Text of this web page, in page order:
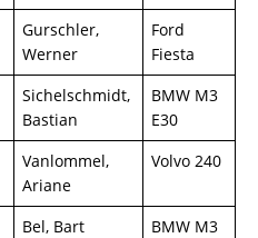
Gurschler,
Werner
Ford
Fiesta
Sichelschmidt,
Bastian
BMW M3
E30
Vanlommel,
Ariane
Volvo 240
Bel, Bart
BMW M3